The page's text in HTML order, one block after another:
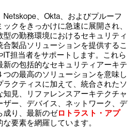
Netskope、Okta、およびプルーフ
クをきっかけに急速に展開され、
の勤務環境におけるセキュリティ
製品ソリューションを提供するこ
IT担当者をサポートします。これら
の包括的なセキュリティアーキテ
つの最高のソリューションを意味し
ラクティスに加えて、統合されたソ
知見、リファレンスアーキテクチャ
ザー、デバイス、ネットワーク、デ
成り、最新のゼロトラスト・アプ
要素を網羅しています。